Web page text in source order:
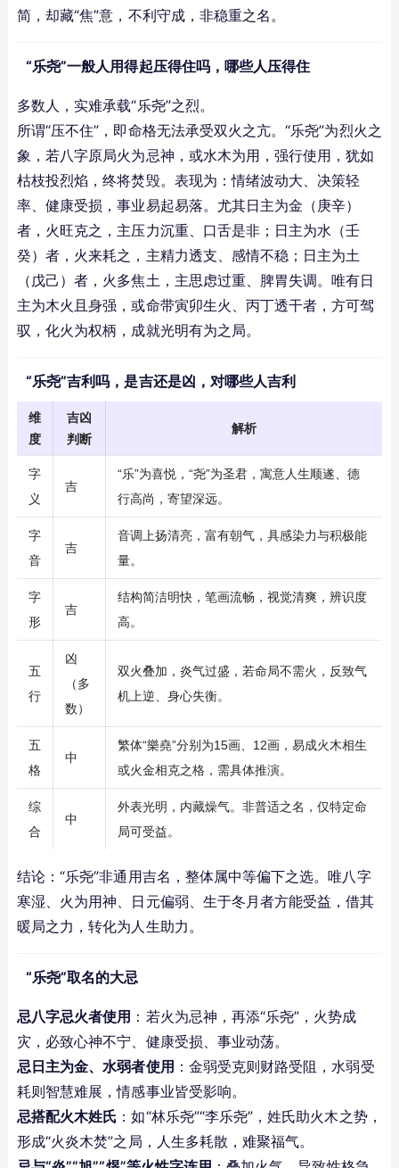
简，却藏“焦”意，不利守成，非稳重之名。
“乐尧”一般人用得起压得住吗，哪些人压得住
多数人，实难承载“乐尧”之烈。
所谓“压不住”，即命格无法承受双火之亢。“乐尧”为烈火之
象，若八字原局火为忌神，或水木为用，强行使用，犹如
枯枝投烈焰，终将焚毁。表现为：情绪波动大、决策轻
率、健康受损，事业易起易落。尤其日主为金（庚辛）
者，火旺克之，主压力沉重、口舌是非；日主为水（壬
癸）者，火来耗之，主精力透支、感情不稳；日主为土
（戊己）者，火多焦土，主思虑过重、脾胃失调。唯有日
主为木火且身强，或命带寅卯生火、丙丁透干者，方可驾
驭，化火为权柄，成就光明有为之局。
“乐尧”吉利吗，是吉还是凶，对哪些人吉利
维
度
吉凶
判断
解析
字
义
吉
“乐”为喜悦，“尧”为圣君，寓意人生顺遂、德
行高尚，寄望深远。
字
音
吉
音调上扬清亮，富有朝气，具感染力与积极能
量。
字
形
吉
结构简洁明快，笔画流畅，视觉清爽，辨识度
高。
五
行
凶
（多
数）
双火叠加，炎气过盛，若命局不需火，反致气
机上逆、身心失衡。
五
格
中
繁体“樂堯”分别为15画、12画，易成火木相生
或火金相克之格，需具体推演。
综
合
中
外表光明，内藏燥气。非普适之名，仅特定命
局可受益。
结论：“乐尧”非通用吉名，整体属中等偏下之选。唯八字
寒湿、火为用神、日元偏弱、生于冬月者方能受益，借其
暖局之力，转化为人生助力。
“乐尧”取名的大忌
忌八字忌火者使用 ：若火为忌神，再添“乐尧”，火势成
灾，必致心神不宁、健康受损、事业动荡。
忌日主为金、水弱者使用 ：金弱受克则财路受阻，水弱受
耗则智慧难展，情感事业皆受影响。
忌搭配火木姓氏 ：如“林乐尧”“李乐尧”，姓氏助火木之势，
形成“火炎木焚”之局，人生多耗散，难聚福气。